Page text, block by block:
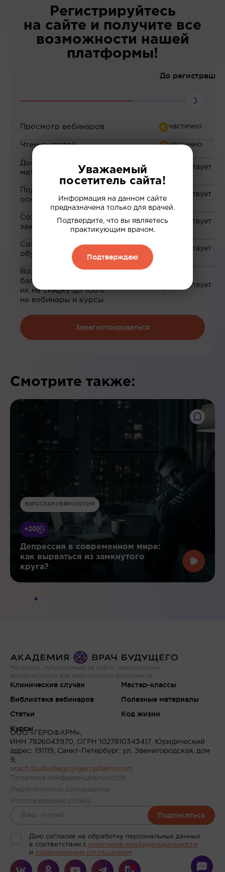
Регистрируйтесь
на сайте и получите все
возможности нашей
платформы!
До регистрации
Просмотр вебинаров
Чтение статей
Доступ к закрытым
материалам
Подборка материалов на
основе ваших интересов
Сохранение материалов в
закладки
Сохранение прогресса по
обучению
Возможность зарабатывать
баллы и обменивать
их на скидку до 100%
на вебинары и курсы
Зарегистрироваться
Смотрите также:
ВЗРОСЛАЯ НЕВРОЛОГИЯ
+20
Депрессия в современном мире:
как вырваться из замкнутого
круга?
Материал, публикуемый на сайте, предназначен
исключительно для медицинских работников
Клинические случаи
Библиотека вебинаров
Статьи
Курсы
Мастер-классы
Полезные материалы
Код жизни
ООО «ГЕРОФАРМ»,
ИНН 7826043970, ОГРН 1027810343417, Юридический
адрес: 191119, Санкт-Петербург, ул. Звенигородская, дом
9,
vrach.budushego@geropharm.com
Политика конфиденциальности
Лицензионное соглашение
Использование cookie
Подписаться
Даю согласие на обработку персональных данных
в соответствии c политикой конфиденциальности
и лицензионным соглашением
Уважаемый
посетитель сайта!
Информация на данном сайте
предназначена только для врачей.
Подтвердите, что вы являетесь
практикующим врачом.
Подтверждаю